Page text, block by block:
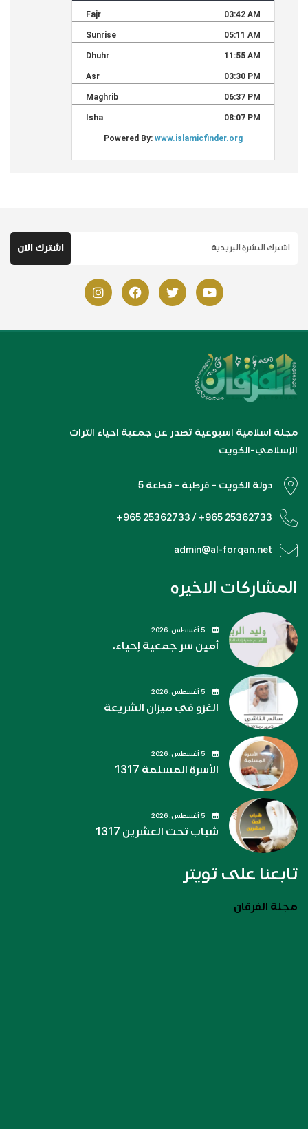
مجلة اسلامية اسبوعية تصدر عن جمعية احياء التراث
الإسلامي-الكويت
دولة الكويت - قرطبة - قطعة 5
+965 25362733 / +965 25362733
admin@al-forqan.net
المشاركات الاخيره
أمين سر جمعية إحياء.
الغزو في ميزان الشريعة
الأسرة المسلمة 1317
شباب تحت العشرين 1317
تابعنا على تويتر
مجلة الفرقان